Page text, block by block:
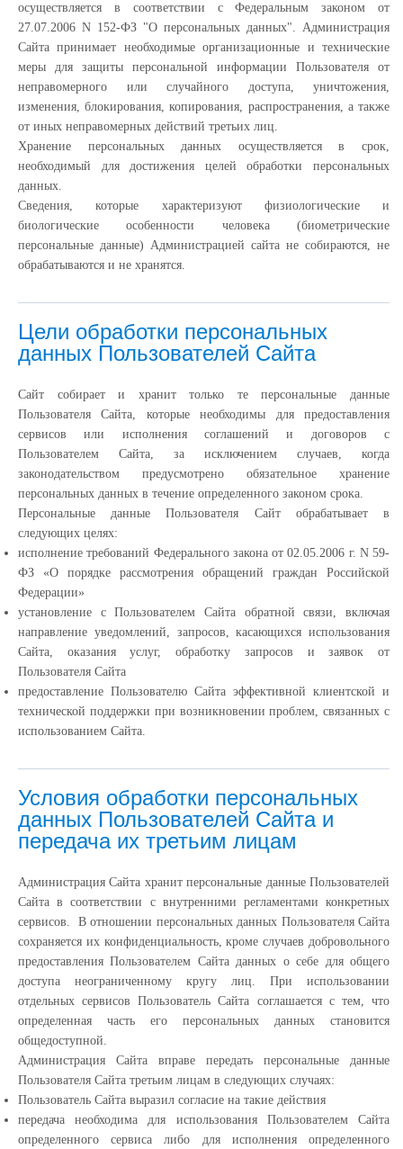
осуществляется в соответствии с Федеральным законом от
27.07.2006 N 152-ФЗ "О персональных данных". Администрация
Сайта принимает необходимые организационные и технические
меры для защиты персональной информации Пользователя от
неправомерного или случайного доступа, уничтожения,
изменения, блокирования, копирования, распространения, а также
от иных неправомерных действий третьих лиц.
Хранение персональных данных осуществляется в срок,
необходимый для достижения целей обработки персональных
данных.
Сведения, которые характеризуют физиологические и
биологические особенности человека (биометрические
персональные данные) Администрацией сайта не собираются, не
обрабатываются и не хранятся.
Цели обработки персональных
данных Пользователей Сайта
Сайт собирает и хранит только те персональные данные
Пользователя Сайта, которые необходимы для предоставления
сервисов или исполнения соглашений и договоров с
Пользователем Сайта, за исключением случаев, когда
законодательством предусмотрено обязательное хранение
персональных данных в течение определенного законом срока.
Персональные данные Пользователя Сайт обрабатывает в
следующих целях:
исполнение требований Федерального закона от 02.05.2006 г. N 59-
ФЗ «О порядке рассмотрения обращений граждан Российской
Федерации»
установление с Пользователем Сайта обратной связи, включая
направление уведомлений, запросов, касающихся использования
Сайта, оказания услуг, обработку запросов и заявок от
Пользователя Сайта
предоставление Пользователю Сайта эффективной клиентской и
технической поддержки при возникновении проблем, связанных с
использованием Сайта.
Условия обработки персональных
данных Пользователей Сайта и
передача их третьим лицам
Администрация Сайта хранит персональные данные Пользователей
Сайта в соответствии с внутренними регламентами конкретных
сервисов. В отношении персональных данных Пользователя Сайта
сохраняется их конфиденциальность, кроме случаев добровольного
предоставления Пользователем Сайта данных о себе для общего
доступа неограниченному кругу лиц. При использовании
отдельных сервисов Пользователь Сайта соглашается с тем, что
определенная часть его персональных данных становится
общедоступной.
Администрация Сайта вправе передать персональные данные
Пользователя Сайта третьим лицам в следующих случаях:
Пользователь Сайта выразил согласие на такие действия
передача необходима для использования Пользователем Сайта
определенного сервиса либо для исполнения определенного